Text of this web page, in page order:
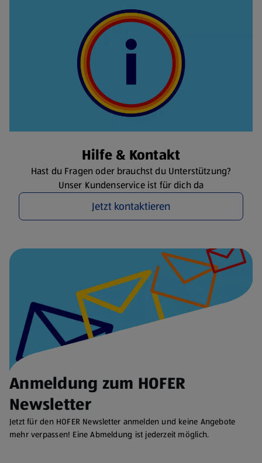
Hilfe & Kontakt
Hast du Fragen oder brauchst du Unterstützung?
Unser Kundenservice ist für dich da
Jetzt kontaktieren
Anmeldung zum HOFER
Newsletter
Jetzt für den HOFER Newsletter anmelden und keine Angebote
mehr verpassen! Eine Abmeldung ist jederzeit möglich.